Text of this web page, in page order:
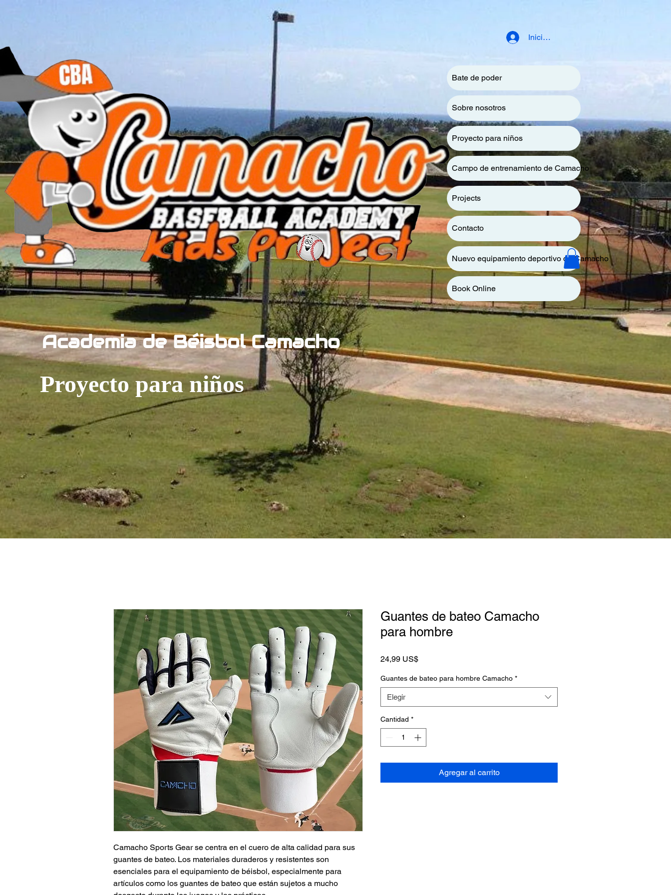
Academia de Béisbol Camacho
Proyecto para niños
Bate de poder
Sobre nosotros
Proyecto para niños
Campo de entrenamiento de Camacho
Projects
Contacto
Nuevo equipamiento deportivo de Camacho
Book Online
Iniciar sesión
Camacho Sports Gear se centra en el cuero de alta calidad para sus
guantes de bateo. Los materiales duraderos y resistentes son
esenciales para el equipamiento de béisbol, especialmente para
artículos como los guantes de bateo que están sujetos a mucho
Guantes de bateo Camacho
para hombre
24,99 US$Precio
Guantes de bateo para hombre Camacho *
Elegir
Cantidad *
Agregar al carrito